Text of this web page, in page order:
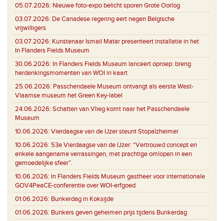
05.07.2026: Nieuwe foto-expo belicht sporen Grote Oorlog
03.07.2026: De Canadese regering eert negen Belgische
vrijwilligers
03.07.2026: Kunstenaar Ismail Matar presenteert installatie in het
In Flanders Fields Museum
30.06.2026: In Flanders Fields Museum lanceert oproep: breng
herdenkingsmomenten van WOI in kaart
25.06.2026: Passchendaele Museum ontvangt als eerste West-
Vlaamse museum het Green Key-label
24.06.2026: Schatten van Vlieg komt naar het Passchendaele
Museum
10.06.2026: Vierdaagse van de IJzer steunt Stopalzheimer
10.06.2026: 53e Vierdaagse van de IJzer: “Vertrouwd concept en
enkele aangename verrassingen, met prachtige omlopen in een
gemoedelijke sfeer”.
10.06.2026: In Flanders Fields Museum gastheer voor internationale
GOV4PeaCE-conferentie over WOI-erfgoed
01.06.2026: Bunkerdag in Koksijde
01.06.2026: Bunkers geven geheimen prijs tijdens Bunkerdag